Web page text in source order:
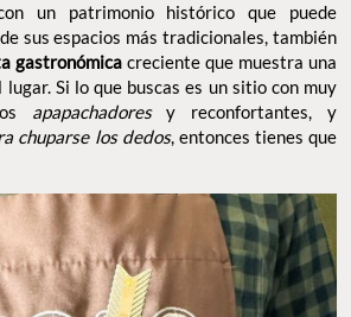
un patrimonio histórico que puede
sus espacios más tradicionales, también
gastronómica creciente que muestra una
Si lo que buscas es un sitio con muy
apapachadoresy reconfortantes, y
chuparse los dedos, entonces tienes que